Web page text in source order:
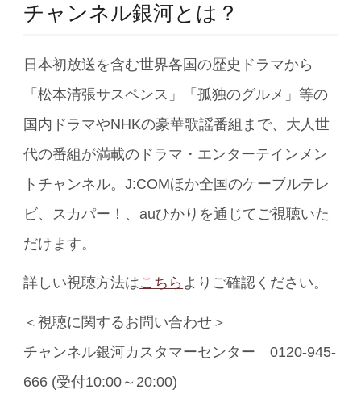
チャンネル銀河とは？
日本初放送を含む世界各国の歴史ドラマから
「松本清張サスペンス」「孤独のグルメ」等の
国内ドラマやNHKの豪華歌謡番組まで、大人世
代の番組が満載のドラマ・エンターテインメン
トチャンネル。J:COMほか全国のケーブルテレ
ビ、スカパー！、auひかりを通じてご視聴いた
だけます。
詳しい視聴方法はこちら よりご確認ください。
＜視聴に関するお問い合わせ＞
チャンネル銀河カスタマーセンター 0120-945-
666 (受付10:00～20:00)